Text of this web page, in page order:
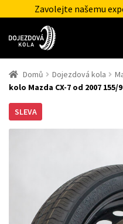
Zavolejte našemu
Domů Dojezdová kola
kolo Mazda CX-7 od 2007 155/
SLEVA